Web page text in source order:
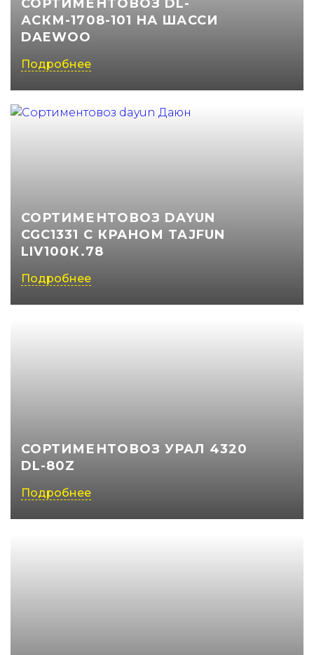
(050) 347-27-05
(067) 351-45-15
СОРТИМЕНТОВОЗ DL-
АСКМ-1708-101 НА ШАССИ
DAEWOO
Подробнее
СОРТИМЕНТОВОЗ DAYUN
CGC1331 С КРАНОМ TAJFUN
LIV100К.78
Подробнее
СОРТИМЕНТОВОЗ УРАЛ 4320
DL-80Z
Подробнее